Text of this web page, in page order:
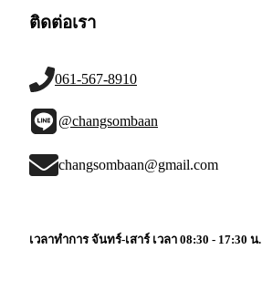
ติดต่อเรา
061-567-8910
@changsombaan
changsombaan@gmail.com
เวลาทำการ จันทร์-เสาร์ เวลา 08:30 - 17:30 น.